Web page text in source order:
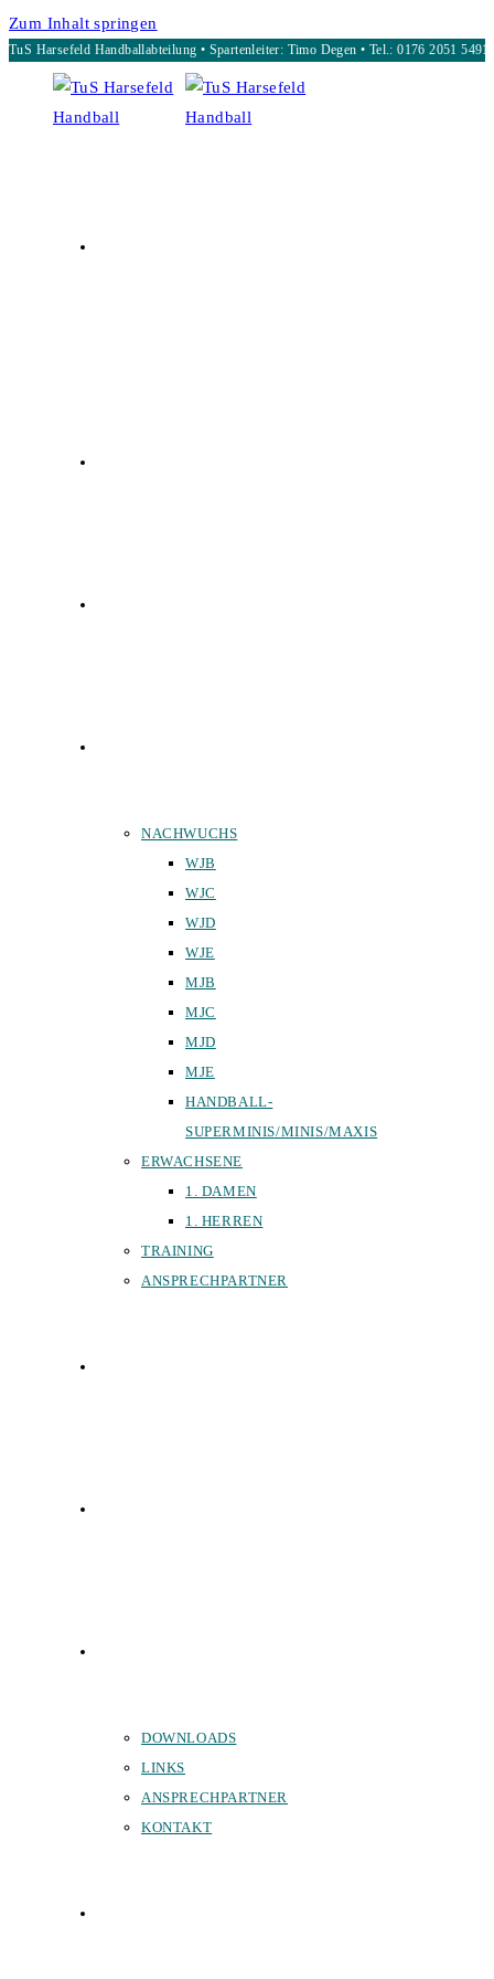
Zum Inhalt springen
TuS Harsefeld Handballabteilung • Spartenleiter: Timo Degen • Tel.: 0176 2051 5491
NACHWUCHS
WJB
WJC
WJD
WJE
MJB
MJC
MJD
MJE
HANDBALL-
SUPERMINIS/MINIS/MAXIS
ERWACHSENE
1. DAMEN
1. HERREN
TRAINING
ANSPRECHPARTNER
DOWNLOADS
LINKS
ANSPRECHPARTNER
KONTAKT